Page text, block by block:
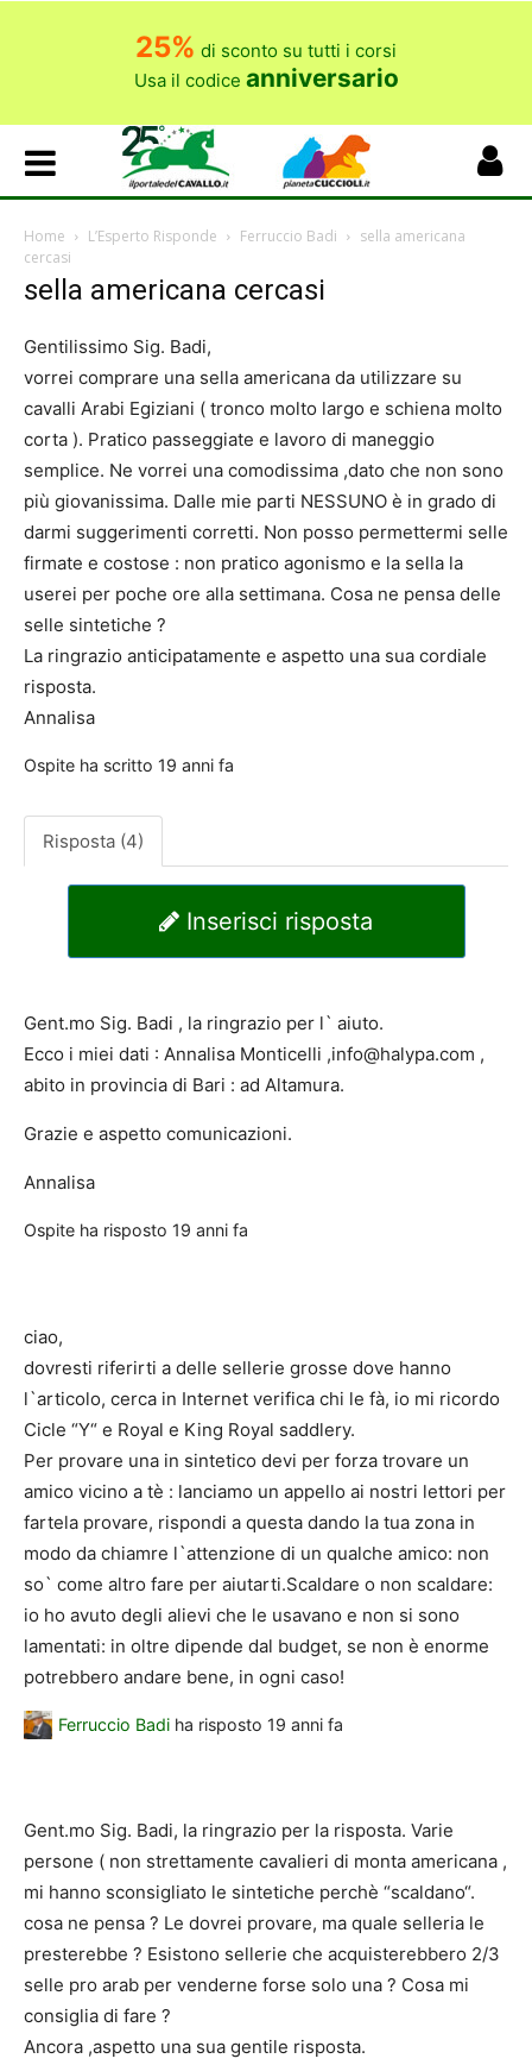
25% di sconto su tutti i corsi
Usa il codice anniversario
Home L’Esperto Risponde Ferruccio Badi
sella americana
cercasi
sella americana cercasi
Gentilissimo Sig. Badi,
vorrei comprare una sella americana da utilizzare su
cavalli Arabi Egiziani ( tronco molto largo e schiena molto
corta ). Pratico passeggiate e lavoro di maneggio
semplice. Ne vorrei una comodissima ,dato che non sono
più giovanissima. Dalle mie parti NESSUNO è in grado di
darmi suggerimenti corretti. Non posso permettermi selle
firmate e costose : non pratico agonismo e la sella la
userei per poche ore alla settimana. Cosa ne pensa delle
selle sintetiche ?
La ringrazio anticipatamente e aspetto una sua cordiale
risposta.
Annalisa
Ospite ha scritto 19 anni fa
Risposta (4)
Inserisci risposta
Gent.mo Sig. Badi , la ringrazio per l` aiuto.
Ecco i miei dati : Annalisa Monticelli ,info@halypa.com ,
abito in provincia di Bari : ad Altamura.
Grazie e aspetto comunicazioni.
Annalisa
Ospite ha risposto 19 anni fa
ciao,
dovresti riferirti a delle sellerie grosse dove hanno
l`articolo, cerca in Internet verifica chi le fà, io mi ricordo
Cicle “Y“ e Royal e King Royal saddlery.
Per provare una in sintetico devi per forza trovare un
amico vicino a tè : lanciamo un appello ai nostri lettori per
fartela provare, rispondi a questa dando la tua zona in
modo da chiamre l`attenzione di un qualche amico: non
so` come altro fare per aiutarti.Scaldare o non scaldare:
io ho avuto degli alievi che le usavano e non si sono
lamentati: in oltre dipende dal budget, se non è enorme
potrebbero andare bene, in ogni caso!
Ferruccio Badi ha risposto 19 anni fa
Gent.mo Sig. Badi, la ringrazio per la risposta. Varie
persone ( non strettamente cavalieri di monta americana ,
mi hanno sconsigliato le sintetiche perchè “scaldano“.
cosa ne pensa ? Le dovrei provare, ma quale selleria le
presterebbe ? Esistono sellerie che acquisterebbero 2/3
selle pro arab per venderne forse solo una ? Cosa mi
consiglia di fare ?
Ancora ,aspetto una sua gentile risposta.